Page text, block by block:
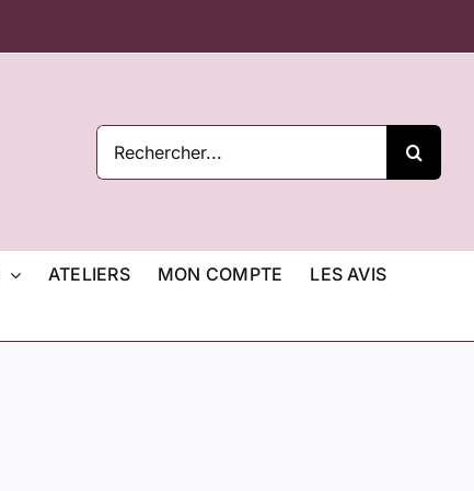
Rechercher:
ATELIERS MON COMPTE
LES AVIS